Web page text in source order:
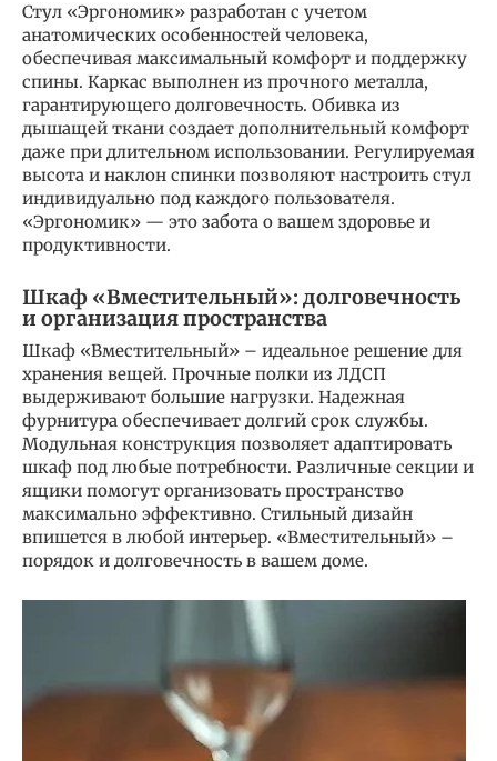
Стул «Эргономик» разработан с учетом
анатомических особенностей человека,
обеспечивая максимальный комфорт и поддержку
спины. Каркас выполнен из прочного металла,
гарантирующего долговечность. Обивка из
дышащей ткани создает дополнительный комфорт
даже при длительном использовании. Регулируемая
высота и наклон спинки позволяют настроить стул
индивидуально под каждого пользователя.
«Эргономик» — это забота о вашем здоровье и
продуктивности.
Шкаф «Вместительный»: долговечность
и организация пространства
Шкаф «Вместительный» – идеальное решение для
хранения вещей. Прочные полки из ЛДСП
выдерживают большие нагрузки. Надежная
фурнитура обеспечивает долгий срок службы.
Модульная конструкция позволяет адаптировать
шкаф под любые потребности. Различные секции и
ящики помогут организовать пространство
максимально эффективно. Стильный дизайн
впишется в любой интерьер. «Вместительный» –
порядок и долговечность в вашем доме.